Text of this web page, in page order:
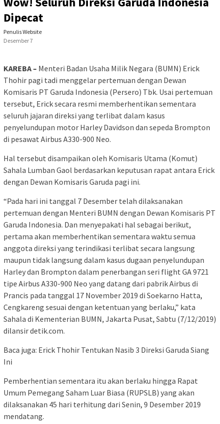
Dipecat
Penulis Website
Desember 7
KAREBA – Menteri Badan Usaha Milik Negara (BUMN) Erick
Thohir pagi tadi menggelar pertemuan dengan Dewan
Komisaris PT Garuda Indonesia (Persero) Tbk. Usai pertemuan
tersebut, Erick secara resmi memberhentikan sementara
seluruh jajaran direksi yang terlibat dalam kasus
penyelundupan motor Harley Davidson dan sepeda Brompton
di pesawat Airbus A330-900 Neo.
Hal tersebut disampaikan oleh Komisaris Utama (Komut)
Sahala Lumban Gaol berdasarkan keputusan rapat antara Erick
dengan Dewan Komisaris Garuda pagi ini.
“Pada hari ini tanggal 7 Desember telah dilaksanakan
pertemuan dengan Menteri BUMN dengan Dewan Komisaris PT
Garuda Indonesia. Dan menyepakati hal sebagai berikut,
pertama akan memberhentikan sementara waktu semua
anggota direksi yang terindikasi terlibat secara langsung
maupun tidak langsung dalam kasus dugaan penyelundupan
Harley dan Brompton dalam penerbangan seri flight GA 9721
tipe Airbus A330-900 Neo yang datang dari pabrik Airbus di
Prancis pada tanggal 17 November 2019 di Soekarno Hatta,
Cengkareng sesuai dengan ketentuan yang berlaku,” kata
Sahala di Kementerian BUMN, Jakarta Pusat, Sabtu (7/12/2019)
dilansir detik.com.
Baca juga: Erick Thohir Tentukan Nasib 3 Direksi Garuda Siang
Ini
Pemberhentian sementara itu akan berlaku hingga Rapat
Umum Pemegang Saham Luar Biasa (RUPSLB) yang akan
dilaksanakan 45 hari terhitung dari Senin, 9 Desember 2019
mendatang.